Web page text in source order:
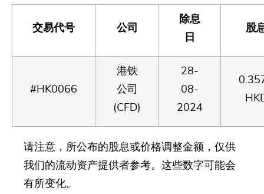
交易代号 公司
除息
日
股
#HK0066
港铁
公司
(CFD)
28-
08-
2024
请注意，所公布的股息或价格调整金额，仅供
我们的流动资产提供者参考。这些数字可能会
有所变化。